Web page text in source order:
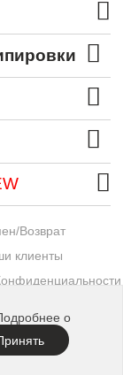
Возврат
клиенты
о